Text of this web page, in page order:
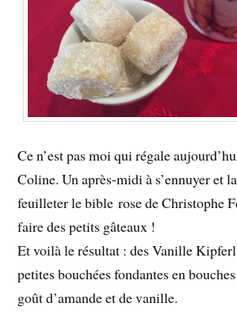
Ce n’est pas moi qui régale
Coline. Un après-midi à s’ennuyer et
feuilleter le bible rose de Christophe
faire des petits gâteaux !
Et voilà le résultat : des Vanille
petites bouchées fondantes en
goût d’amande et de vanille.